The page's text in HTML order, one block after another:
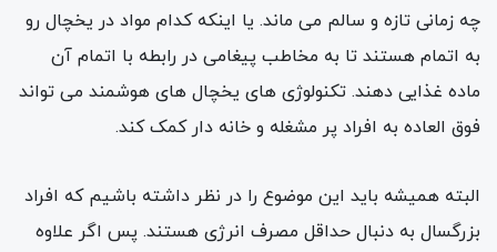
چه زمانی تازه و سالم می ماند. یا اینکه کدام مواد در یخچال رو
به اتمام هستند تا به مخاطب پیغامی در رابطه با اتمام آن
ماده غذایی دهند. تکنولوژی های یخچال های هوشمند می تواند
فوق العاده به افراد پر مشغله و خانه دار کمک کند.
البته همیشه باید این موضوع را در نظر داشته باشیم که افراد
بزرگسال به دنبال حداقل مصرف انرژی هستند. پس اگر علاوه